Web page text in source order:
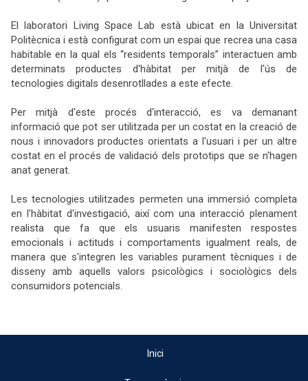
El laboratori Living Space Lab està ubicat en la Universitat
Politècnica i està configurat com un espai que recrea una casa
habitable en la qual els “residents temporals” interactuen amb
determinats productes d'hàbitat per mitjà de l'ús de
tecnologies digitals desenrotllades a este efecte.
Per mitjà d'este procés d'interacció, es va demanant
informació que pot ser utilitzada per un costat en la creació de
nous i innovadors productes orientats a l'usuari i per un altre
costat en el procés de validació dels prototips que se n'hagen
anat generat.
Les tecnologies utilitzades permeten una immersió completa
en l'hàbitat d'investigació, així com una interacció plenament
realista que fa que els usuaris manifesten respostes
emocionals i actituds i comportaments igualment reals, de
manera que s'integren les variables purament tècniques i de
disseny amb aquells valors psicològics i sociològics dels
consumidors potencials.
Inici